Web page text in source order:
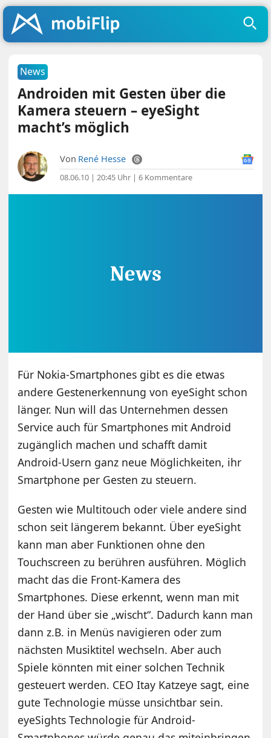
News
Androiden mit Gesten über die
Kamera steuern – eyeSight
macht’s möglich
Von René Hesse
08.06.10 | 20:45 Uhr |6 Kommentare
Für Nokia-Smartphones gibt es die etwas
andere Gestenerkennung von eyeSight schon
länger. Nun will das Unternehmen dessen
Service auch für Smartphones mit Android
zugänglich machen und schafft damit
Android-Usern ganz neue Möglichkeiten, ihr
Smartphone per Gesten zu steuern.
Gesten wie Multitouch oder viele andere sind
schon seit längerem bekannt. Über eyeSight
kann man aber Funktionen ohne den
Touchscreen zu berühren ausführen. Möglich
macht das die Front-Kamera des
Smartphones. Diese erkennt, wenn man mit
der Hand über sie „wischt“. Dadurch kann man
dann z.B. in Menüs navigieren oder zum
nächsten Musiktitel wechseln. Aber auch
Spiele könnten mit einer solchen Technik
gesteuert werden. CEO Itay Katzeye sagt, eine
gute Technologie müsse unsichtbar sein.
eyeSights Technologie für Android-